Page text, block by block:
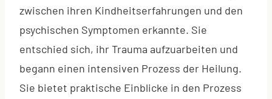
zwischen ihren Kindheitserfahrungen und den
psychischen Symptomen erkannte. Sie
entschied sich, ihr Trauma aufzuarbeiten und
begann einen intensiven Prozess der Heilung.
Sie bietet praktische Einblicke in den Prozess